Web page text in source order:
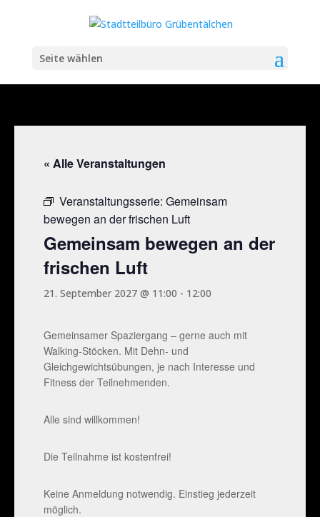
Seite wählen
« Alle Veranstaltungen
Veranstaltungsserie: Gemeinsam
bewegen an der frischen Luft
Gemeinsam bewegen an der
frischen Luft
21. September 2027 @ 11:00 - 12:00
Gemeinsamer Spaziergang – gerne auch mit
Walking-Stöcken. Mit Dehn- und
Gleichgewichtsübungen, je nach Interesse und
Fitness der Teilnehmenden.
Alle sind willkommen!
Die Teilnahme ist kostenfrei!
Keine Anmeldung notwendig. Einstieg jederzeit
möglich.